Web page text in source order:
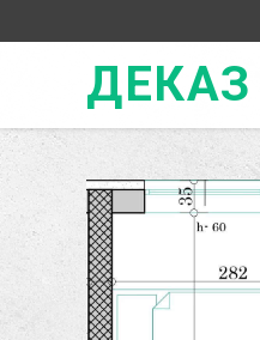
ДЕКАЗ